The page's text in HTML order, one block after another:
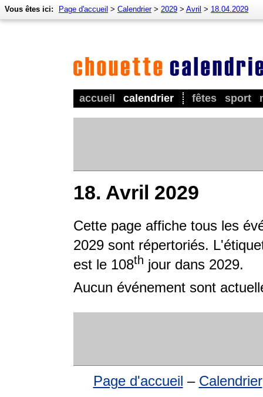
accueil calendrier fêtes sport
Vous êtes ici: Page d'accueil > Calendrier> 2029 > Avril > 18.04.2029
18. Avril 2029
Cette page affiche tous les
2029 sont répertoriés.
est le 108th jour dans 2029.
Aucun événement sont
Page d'accueil – Calendrier